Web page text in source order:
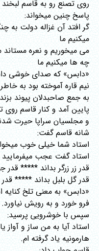
روی تصنع رو به قاسم
پاسخ چنین میخواند:
گر افتد آن غزاله دولت به
میکنیم ما
می میخوریم و نعره
چه ها میکنیم ما
«دابس» که صدای خوشی
نیم قاره آموخته بود به
به جمع صاحبدلان پیوند
پایین آمد و کنار قاسم
و مجلسیان سراپا حیرت
شانه قاسم گفت:
استاد شما خیلی خوب
استاد گفت عجب میفرمایید
قدر زر زرگر بداند *****
قدر گل بلبل بداند ***** قدر
«دابس» به معنی تلخ
فرو خورد و به رویش نیاورد.
سپس با خوشرویی پرسید:
استاد آیا به من ساز و
هارمونیه یاد گرفته ام.